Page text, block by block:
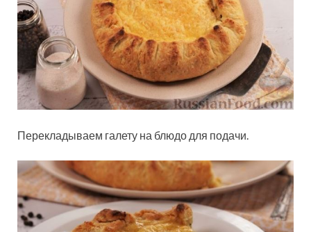
Перекладываем галету на блюдо для подачи.